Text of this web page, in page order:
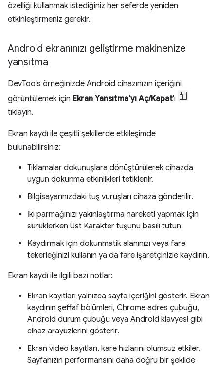
özelliği kullanmak istediğiniz her seferde yeniden
etkinleştirmeniz gerekir.
Android ekranınızı geliştirme makinenize
yansıtma
DevTools örneğinizde Android cihazınızın içeriğini
görüntülemek için Ekran Yansıtma'yı Aç/Kapat'ı
tıklayın.
Ekran kaydı ile çeşitli şekillerde etkileşimde
bulunabilirsiniz:
Tıklamalar dokunuşlara dönüştürülerek cihazda
uygun dokunma etkinlikleri tetiklenir.
Bilgisayarınızdaki tuş vuruşları cihaza gönderilir.
İki parmağınızı yakınlaştırma hareketi yapmak için
sürüklerken Üst Karakter tuşunu basılı tutun.
Kaydırmak için dokunmatik alanınızı veya fare
tekerleğinizi kullanın ya da fare işaretçinizle kaydırın.
Ekran kaydı ile ilgili bazı notlar:
Ekran kayıtları yalnızca sayfa içeriğini gösterir. Ekran
kaydının şeffaf bölümleri, Chrome adres çubuğu,
Android durum çubuğu veya Android klavyesi gibi
cihaz arayüzlerini gösterir.
Ekran video kayıtları, kare hızlarını olumsuz etkiler.
Sayfanızın performansını daha doğru bir şekilde